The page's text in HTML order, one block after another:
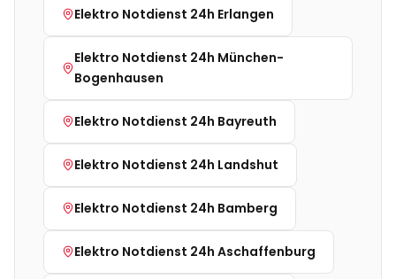
Elektro Notdienst 24h Erlangen
Elektro Notdienst 24h München-
Bogenhausen
Elektro Notdienst 24h Bayreuth
Elektro Notdienst 24h Landshut
Elektro Notdienst 24h Bamberg
Elektro Notdienst 24h Aschaffenburg